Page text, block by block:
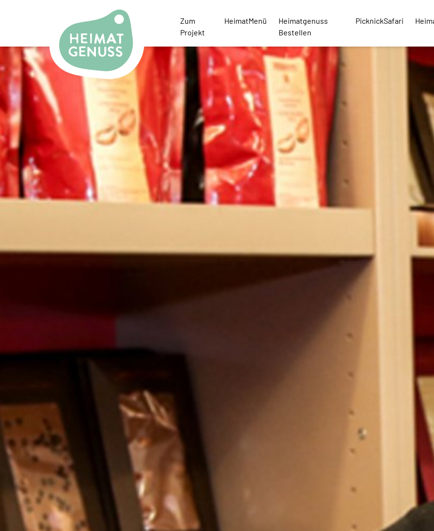
Zum
Projekt
HeimatMenü
Heimatgenuss
Bestellen
PicknickSafari